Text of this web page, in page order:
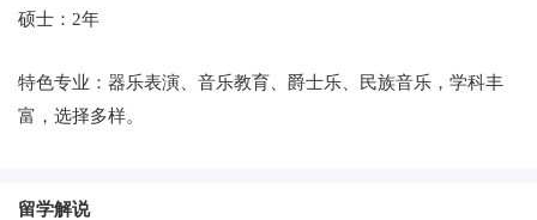
硕士：2年
特色专业：器乐表演、音乐教育、爵士乐、民族音乐，学科丰
富，选择多样。
留学解说